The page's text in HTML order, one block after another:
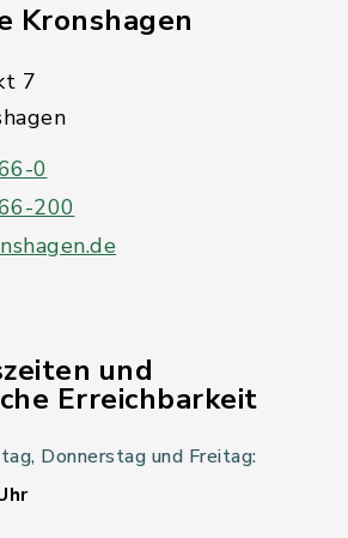
Kronshagen
7
0
200
und
Erreichbarkeit
Donnerstag und Freitag: